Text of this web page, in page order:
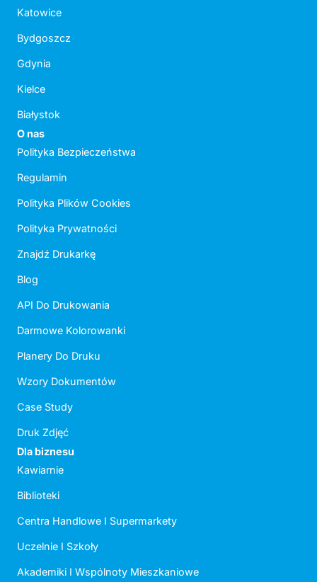
Katowice
Bydgoszcz
Gdynia
Kielce
Białystok
O nas
Polityka Bezpieczeństwa
Regulamin
Polityka Plików Cookies
Polityka Prywatności
Znajdź Drukarkę
Blog
API Do Drukowania
Darmowe Kolorowanki
Planery Do Druku
Wzory Dokumentów
Case Study
Druk Zdjęć
Dla biznesu
Kawiarnie
Biblioteki
Centra Handlowe I Supermarkety
Uczelnie I Szkoły
Akademiki I Wspólnoty Mieszkaniowe